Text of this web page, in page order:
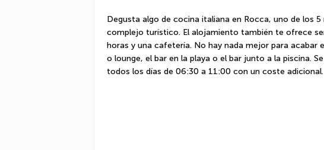
Degusta algo de cocina italiana en Rocca, uno de los
complejo turístico. El alojamiento también te ofrece
horas y una cafetería. No hay nada mejor para acabar
o lounge, el bar en la playa o el bar junto a la piscina.
todos los días de 06:30 a 11:00 con un coste adicional.